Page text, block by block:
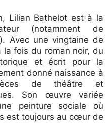
Lilian Bathelot est à la
(notamment de
Avec une vingtaine de
fois du roman noir, du
et écrit pour la
donné naissance à
de théâtre et
Son œuvre variée
peinture sociale où
est toujours au cœur de